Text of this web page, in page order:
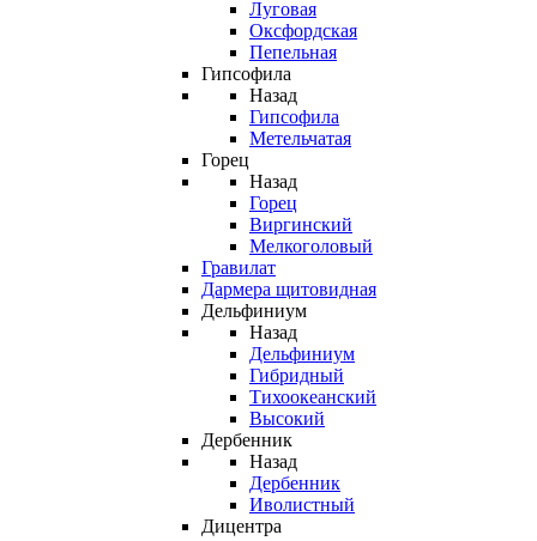
Луговая
Оксфордская
Пепельная
Гипсофила
Назад
Гипсофила
Метельчатая
Горец
Назад
Горец
Виргинский
Мелкоголовый
Гравилат
Дармера щитовидная
Дельфиниум
Назад
Дельфиниум
Гибридный
Тихоокеанский
Высокий
Дербенник
Назад
Дербенник
Иволистный
Дицентра